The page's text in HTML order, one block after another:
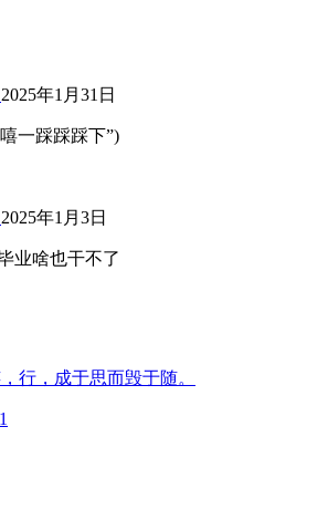
2025年1月31日
一踩踩踩下”)
2025年1月3日
业啥也干不了
行，成于思而毁于随。